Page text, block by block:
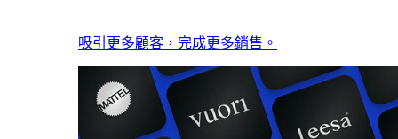
吸引更多顧客，完成更多銷售。